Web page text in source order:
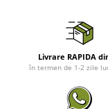
Livrare RAPIDA
în termen de 1-2 zile